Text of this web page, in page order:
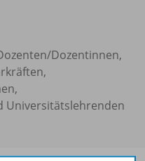
Dozentinnen,
Universitätslehrenden